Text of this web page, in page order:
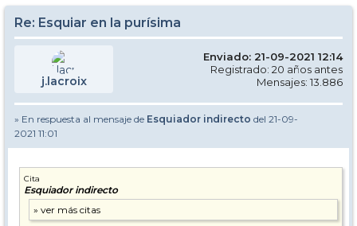
Re: Esquiar en la purísima
j.lacroix
Enviado: 21-09-2021 12:14
Registrado: 20 años antes
Mensajes: 13.886
» En respuesta al mensaje de Esquiador indirecto del 21-09-
2021 11:01
Cita
Esquiador indirecto